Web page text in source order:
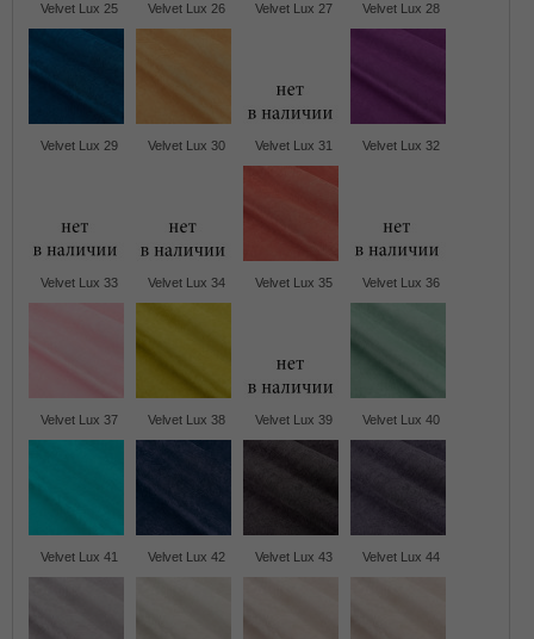
Velvet Lux 25 Velvet Lux 26 Velvet Lux 27 Velvet Lux 28
Velvet Lux 29 Velvet Lux 30 Velvet Lux 31 Velvet Lux 32
Velvet Lux 33 Velvet Lux 34 Velvet Lux 35 Velvet Lux 36
Velvet Lux 37 Velvet Lux 38 Velvet Lux 39 Velvet Lux 40
Velvet Lux 41 Velvet Lux 42 Velvet Lux 43 Velvet Lux 44